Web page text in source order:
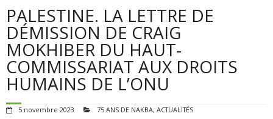
POUR AGIR
AGENDA
VIDÉOS
QUI SOMMES-NOUS ?
PALESTINE. LA LETTRE DE
DÉMISSION DE CRAIG
MOKHIBER DU HAUT-
COMMISSARIAT AUX DROITS
HUMAINS DE L’ONU
5 novembre 2023 75 ANS DE NAKBA, ACTUALITÉS